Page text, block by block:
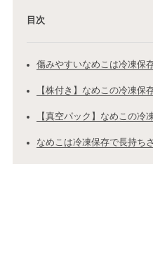
目次
傷みやすいなめこは冷凍保
【株付き】なめこの冷凍保
【真空パック】なめこの冷
なめこは冷凍保存で長持ち